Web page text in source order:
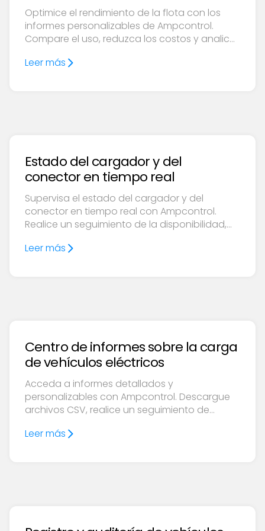
Optimice el rendimiento de la flota con los
informes personalizables de Ampcontrol.
Compare el uso, reduzca los costos y analice
Leer más
Estado del cargador y del
conector en tiempo real
Supervisa el estado del cargador y del
conector en tiempo real con Ampcontrol.
Realice un seguimiento de la disponibilidad,
tiempo de actividad y optimice el rendimiento.
Leer más
Centro de informes sobre la carga
de vehículos eléctricos
Acceda a informes detallados y
personalizables con Ampcontrol. Descargue
archivos CSV, realice un seguimiento de
operativas basadas en datos.
Leer más